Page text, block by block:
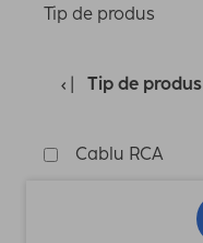
Tip de produs
Tip de produs
Cablu RCA